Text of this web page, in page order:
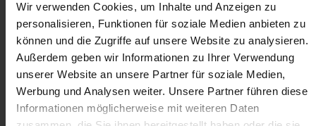
Wir verwenden Cookies, um Inhalte und Anzeigen zu
personalisieren, Funktionen für soziale Medien anbieten zu
können und die Zugriffe auf unsere Website zu analysieren.
Außerdem geben wir Informationen zu Ihrer Verwendung
unserer Website an unsere Partner für soziale Medien,
Werbung und Analysen weiter. Unsere Partner führen diese
Informationen möglicherweise mit weiteren Daten
Qual è la differenza tra una
licenza Microsoft Server 2019
usata e l'acquisto di una
licenza nuova?
Con le licenze usate per Windows Server è